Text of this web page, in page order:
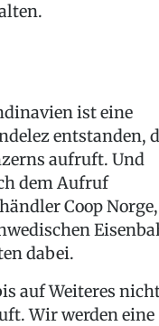
ist eine
entstanden,
aufruft. Und
dem Aufruf
Coop Norge,
dabei.
auf Weiteres
Wir werden eine